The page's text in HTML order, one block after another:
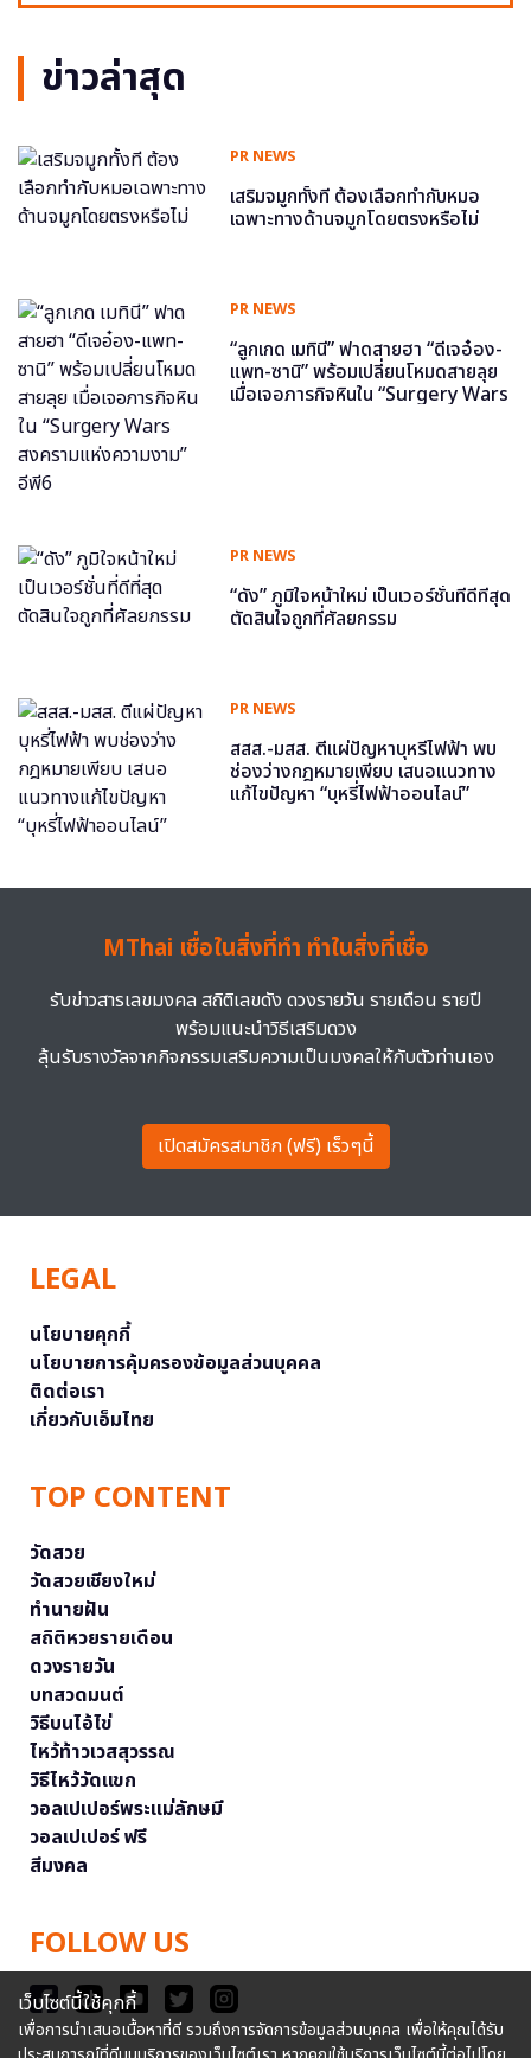
ข่าวล่าสุด
PR NEWS
เสริมจมูกทั้งที ต้องเลือกทำกับหมอ
เฉพาะทางด้านจมูกโดยตรงหรือไม่
PR NEWS
“ลูกเกด เมทินี” ฟาดสายฮา “ดีเจอ๋อง-
แพท-ซานิ” พร้อมเปลี่ยนโหมดสายลุย
เมื่อเจอภารกิจหินใน “Surgery Wars
PR NEWS
“ดัง” ภูมิใจหน้าใหม่ เป็นเวอร์ชั่นที่ดีที่สุด
ตัดสินใจถูกที่ศัลยกรรม
PR NEWS
สสส.-มสส. ตีแผ่ปัญหาบุหรี่ไฟฟ้า พบ
ช่องว่างกฎหมายเพียบ เสนอแนวทาง
แก้ไขปัญหา “บุหรี่ไฟฟ้าออนไลน์”
MThai เชื่อในสิ่งที่ทำ ทำในสิ่งที่เชื่อ
รับข่าวสารเลขมงคล สถิติเลขดัง ดวงรายวัน รายเดือน รายปี
พร้อมแนะนำวิธีเสริมดวง
ลุ้นรับรางวัลจากกิจกรรมเสริมความเป็นมงคลให้กับตัวท่านเอง
เปิดสมัครสมาชิก (ฟรี) เร็วๆนี้
LEGAL
นโยบายคุกกี้
นโยบายการคุ้มครองข้อมูลส่วนบุคคล
ติดต่อเรา
เกี่ยวกับเอ็มไทย
TOP CONTENT
วัดสวย
วัดสวยเชียงใหม่
ทำนายฝัน
สถิติหวยรายเดือน
ดวงรายวัน
บทสวดมนต์
วิธีบนไอ้ไข่
ไหว้ท้าวเวสสุวรรณ
วิธีไหว้วัดแขก
วอลเปเปอร์พระแม่ลักษมี
วอลเปเปอร์ ฟรี
สีมงคล
FOLLOW US
เว็บไซต์นี้ใช้คุกกี้
เพื่อการนำเสนอเนื้อหาที่ดี รวมถึงการจัดการข้อมูลส่วนบุคคล เพื่อให้คุณได้รับ